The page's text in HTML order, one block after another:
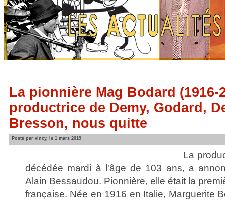
La pionnière Mag Bodard (1916-
productrice de Demy, Godard,
Bresson, nous quitte
Posté par vincy, le 1 mars 2019
La
décédée mardi à l'âge de 103 ans, a
Alain Bessaudou. Pionnière, elle était la
française. Née en 1916 en Italie, Marguerite